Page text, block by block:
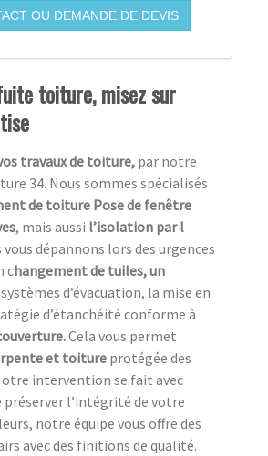
OU DEMANDE DE DEVIS
toiture, misez sur
travaux de toiture, par notre
34. Nous sommes spécialisés
de toiture Pose de fenêtre
, mais aussi l’isolation par l
vous dépannons lors des urgences
changement de tuiles, un
d’évacuation, la mise en
d’étanchéité conforme à
Cela vous permet
et toitureprotégée des
intervention se fait avec
l’intégrité de votre
notre équipe vous offre des
avec des finitions de qualité.